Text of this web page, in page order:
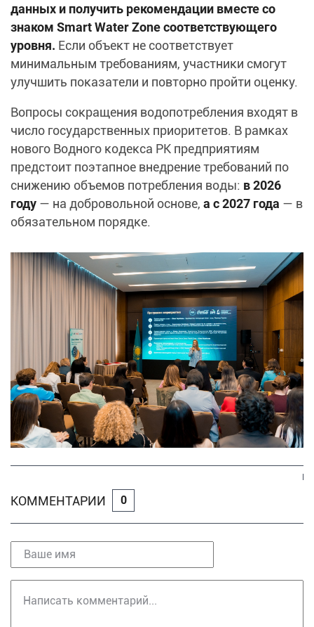
данных и получить рекомендации вместе со
знаком Smart Water Zone соответствующего
уровня. Если объект не соответствует
минимальным требованиям, участники смогут
улучшить показатели и повторно пройти оценку.
Вопросы сокращения водопотребления входят в
число государственных приоритетов. В рамках
нового Водного кодекса РК предприятиям
предстоит поэтапное внедрение требований по
снижению объемов потребления воды: в 2026
году — на добровольной основе, а с 2027 года — в
обязательном порядке.
КОММЕНТАРИИ 0